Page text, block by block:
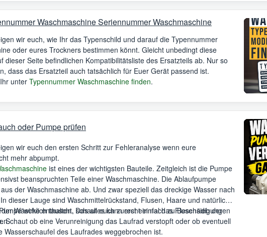
Waschmaschine Seriennummer Waschmaschine
wir euch, wie Ihr das Typenschild und darauf die Typennummer
oder eures Trockners bestimmen könnt. Gleicht unbedingt diese
dieser Seite befindlichen Kompatibilitätsliste des Ersatzteils ab. Nur so
dass das Ersatzteil auch tatsächlich für Euer Gerät passend ist.
unter Typennummer Waschmaschine finden.
oder Pumpe prüfen
mehr abpumpt.
ist eines der wichtigsten Bauteile. Zeitgleich ist die Pumpe
beanspruchten Teile einer Waschmaschine. Die Ablaufpumpe
der Waschmaschine ab. Und zwar speziell das dreckige Wasser nach
dieser Lauge sind Waschmittelrückstand, Flusen, Haare und natürlich
Wäsche enthalten. Das alles kann recht einfach zu Beschädigungen
wirklich tauscht, schaut euch zuerst einmal das Flusensieb der
Schaut ob eine Verunreinigung das Laufrad verstopft oder ob eventuell
Wasserschaufel des Laufrades weggebrochen ist.